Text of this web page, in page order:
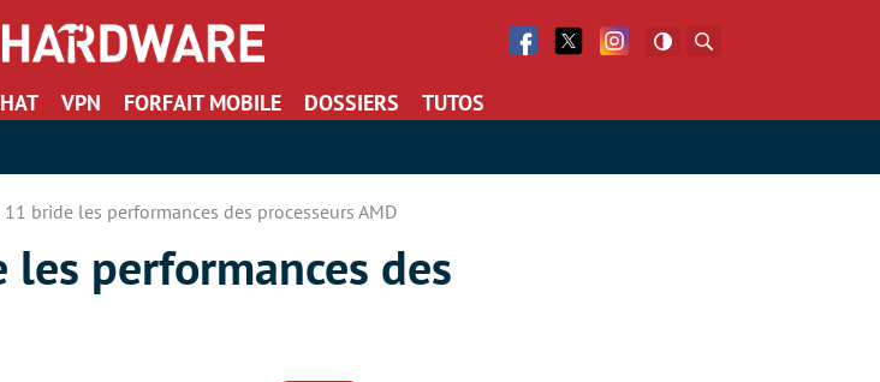
Facebook
Twitter Facebook
VPN FORFAIT MOBILE DOSSIERS TUTOS
bride les performances des processeurs AMD
performances des